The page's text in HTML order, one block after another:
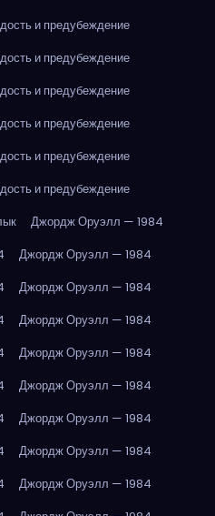
и предубеждение
и предубеждение
и предубеждение
и предубеждение
и предубеждение
и предубеждение
Джордж Оруэлл — 1984
Джордж Оруэлл — 1984
Джордж Оруэлл — 1984
Джордж Оруэлл — 1984
Джордж Оруэлл — 1984
Джордж Оруэлл — 1984
Джордж Оруэлл — 1984
Джордж Оруэлл — 1984
Джордж Оруэлл — 1984